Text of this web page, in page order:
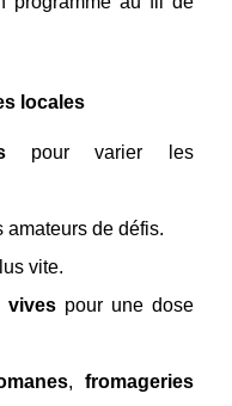
locales
pour varier les
amateurs de défis.
vite.
vivespour une dose
, fromageries